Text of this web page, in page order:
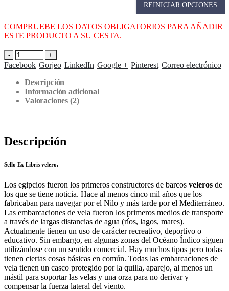
REINICIAR OPCIONES
COMPRUEBE LOS DATOS OBLIGATORIOS PARA AÑADIR
ESTE PRODUCTO A SU CESTA.
- +
Facebook Gorjeo LinkedIn Google + Pinterest Correo electrónico
Descripción
Información adicional
Valoraciones (2)
Descripción
Sello Ex Libris velero.
Los egipcios fueron los primeros constructores de barcos veleros de
los que se tiene noticia. Hace al menos cinco mil años que los
fabricaban para navegar por el Nilo y más tarde por el Mediterráneo.
Las embarcaciones de vela fueron los primeros medios de transporte
a través de largas distancias de agua (ríos, lagos, mares).
Actualmente tienen un uso de carácter recreativo, deportivo o
educativo. Sin embargo, en algunas zonas del Océano Índico siguen
utilizándose con un sentido comercial. Hay muchos tipos pero todas
tienen ciertas cosas básicas en común. Todas las embarcaciones de
vela tienen un casco protegido por la quilla, aparejo, al menos un
mástil para soportar las velas y una orza para no derivar y
compensar la fuerza lateral del viento.